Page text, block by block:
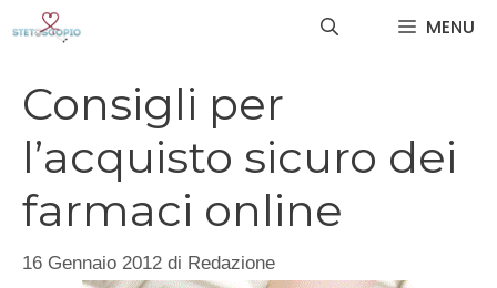
MENU
Consigli per
l’acquisto sicuro dei
farmaci online
16 Gennaio 2012 di Redazione